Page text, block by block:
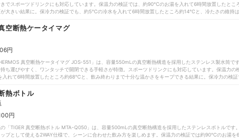
でスポーツドリンクにも対応しています。保温力の検証では、約90℃のお湯を入れて6時間放置したと
が大きい結果に。保冷力の検証でも、約5℃の冷水を入れて6時間放置したところ約14℃と、冷たさの維持は
。
空断熱ケータイマグ
円
真空断熱ケータイマグ JOS-551」は、容量550mLの真空断熱構造を採用したステンレス製水筒で
ち運びやすく、ワンタッチで開閉できる手軽さが特徴。スポーツドリンクにも対応しています。保温力の
れて6時間放置したところ約68℃と、飲み終わりまで十分な温かさをキープできる結果に。保冷力の検証
め分解して洗う必要があります。食洗機対応なので毎日の手入れはしやすいですが、パーツ数の多さが気
。キャリーループ付きで持ち運びしやすいものの手入れのしやすさを重視する人はほかの商品を検討した方
熱ボトル
円
「TIGER 真空断熱ボトル MTA-Q050」は、容量500mLの真空断熱構造を採用したステンレスボトルです
プとして使える2WAY仕様で、シーンに合わせた飲み方を楽しめます。保温力の検証では約90℃のお湯を